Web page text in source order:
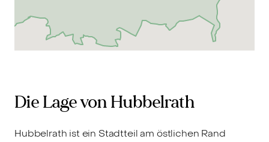
Die Lage von Hubbelrath
Hubbelrath ist ein Stadtteil am östlichen Rand